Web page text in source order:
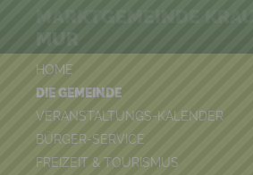
HOME
DIE GEMEINDE
VERANSTALTUNGS-KALENDER
BÜRGER-SERVICE
FREIZEIT & TOURISMUS
MUR